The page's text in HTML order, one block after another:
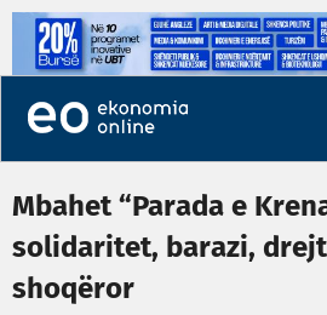
Mbahet “Parada e
solidaritet, barazi,
shoqëror